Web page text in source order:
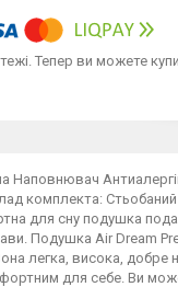
Тепер ви можете
Наповнювач
комплекта:
для сну подушка
Подушка Air Dream
легка, висока, добре
для себе. Ви